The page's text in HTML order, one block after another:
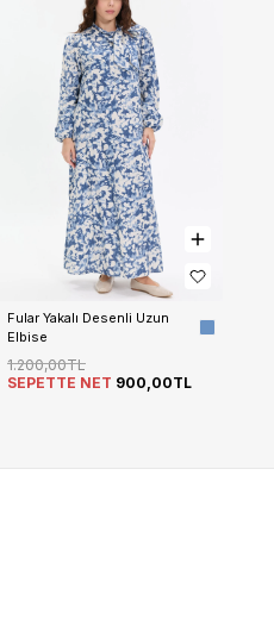
Fular Yakalı Desenli Uzun
Elbise
1.200,00TL
SEPETTE NET 900,00TL